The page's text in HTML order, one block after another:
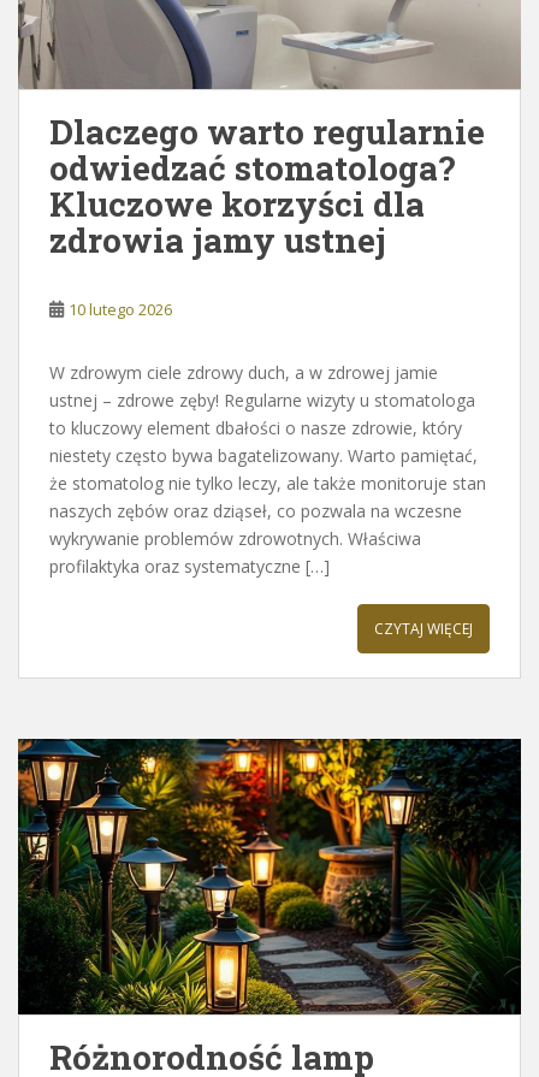
Dlaczego warto regularnie
odwiedzać stomatologa?
Kluczowe korzyści dla
zdrowia jamy ustnej
10 lutego 2026
W zdrowym ciele zdrowy duch, a w zdrowej jamie
ustnej – zdrowe zęby! Regularne wizyty u stomatologa
to kluczowy element dbałości o nasze zdrowie, który
niestety często bywa bagatelizowany. Warto pamiętać,
że stomatolog nie tylko leczy, ale także monitoruje stan
naszych zębów oraz dziąseł, co pozwala na wczesne
wykrywanie problemów zdrowotnych. Właściwa
profilaktyka oraz systematyczne […]
CZYTAJ WIĘCEJ
Różnorodność lamp